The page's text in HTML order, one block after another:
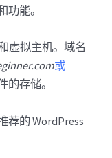
能。
虚拟主机。域名
或
的存储。
荐的 WordPress